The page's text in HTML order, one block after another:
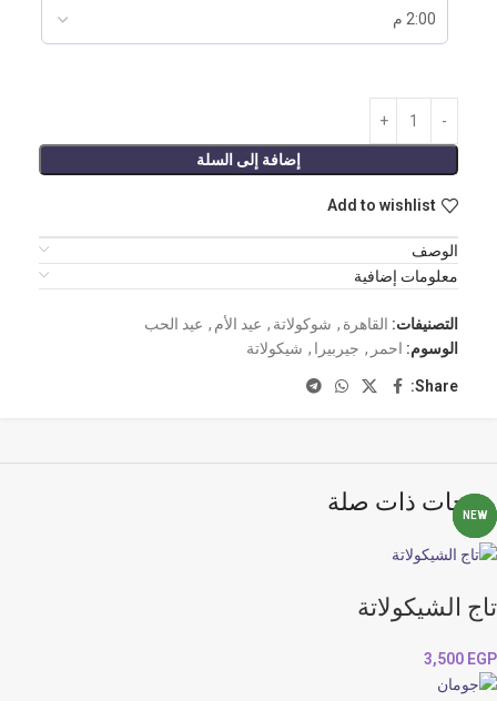
إضافة إلى السلة
Add to wishlist
الوصف
معلومات إضافية
التصنيفات: القاهرة , شوكولاتة , عيد الأم , عيد الحب
الوسوم: احمر , جيربيرا , شيكولاتة
Share:
منتجات ذات صلة
تاج الشيكولاتة
3,500 EGP
NEW
NEW
NEW